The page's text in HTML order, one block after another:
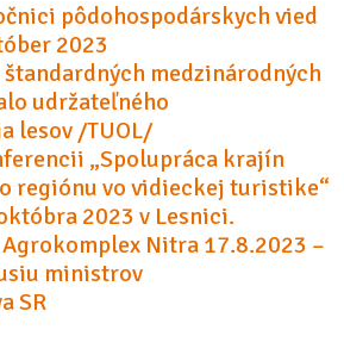
pôdohospodárskych vied
2023
medzinárodných
udržateľného
lesov /TUOL/
„Spolupráca krajín
regiónu vo vidieckej turistike“
2023 v Lesnici.
Nitra 17.8.2023 –
ministrov
SR